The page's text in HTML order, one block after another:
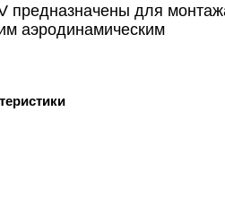
предназначены для
аэродинамическим